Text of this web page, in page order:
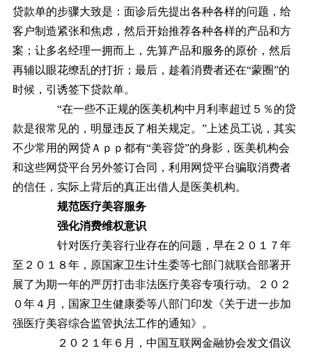
贷款单的步骤大致是：面诊后先提出各种各样的问题，给
客户制造紧张和焦虑，然后开始推荐各种各样的产品和方
案；让多名经理一拥而上，先算产品和服务的原价，然后
再辅以眼花缭乱的打折；最后，趁着消费者还在“蒙圈”的
时候，引诱签下贷款单。
“在一些不正规的医美机构中月利率超过５％的贷
款是很常见的，明显违反了相关规定。”上述员工说，其实
不少常用的网贷Ａｐｐ都有“美容贷”的身影，医美机构会
和这些网贷平台另外签订合同，利用网贷平台骗取消费者
的信任，实际上背后的真正出借人是医美机构。
规范医疗美容服务
强化消费维权意识
针对医疗美容行业存在的问题，早在２０１７年
至２０１８年，原国家卫生计生委等七部门就联合部署开
展了为期一年的严厉打击非法医疗美容专项行动。２０２
０年４月，国家卫生健康委等八部门印发《关于进一步加
强医疗美容综合监管执法工作的通知》。
２０２１年６月，中国互联网金融协会发文倡议